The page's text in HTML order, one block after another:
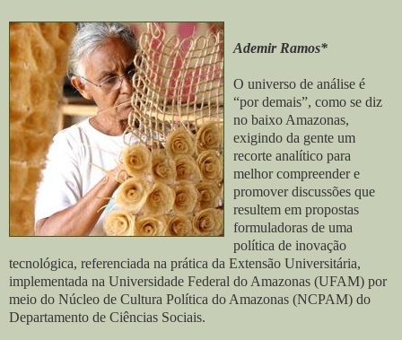
Ademir Ramos*
O universo de análise é
“por demais”, como se diz
no baixo Amazonas,
exigindo da gente um
recorte analítico para
melhor compreender e
promover discussões que
resultem em propostas
formuladoras de uma
política de inovação
tecnológica, referenciada na prática da Extensão Universitária,
implementada na Universidade Federal do Amazonas (UFAM) por
meio do Núcleo de Cultura Política do Amazonas (NCPAM) do
Departamento de Ciências Sociais.